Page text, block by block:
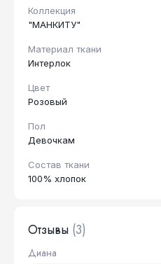
Коллекция
"МАНКИТУ"
Материал ткани
Интерлок
Цвет
Розовый
Пол
Девочкам
Состав ткани
100% хлопок
Отзывы (3)
Диана